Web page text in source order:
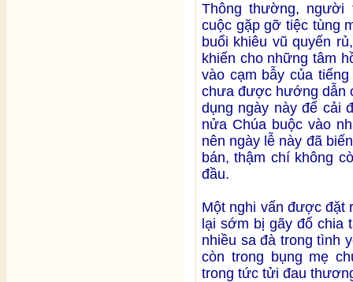
Thông thường,
cuộc gặp gỡ tiệc tùng
buổi khiêu vũ quyến
khiến cho những tâm
vào cạm bẫy của
chưa được hướng dẫn
dụng ngày này để cải
nửa Chúa buộc vào
nên ngày lễ này đã
bán, thậm chí không
đầu.
Một nghi vấn được đặt
lại sớm bị gãy đổ chia
nhiều sa đà trong tình
còn trong bụng mẹ
trong tức tửi đau